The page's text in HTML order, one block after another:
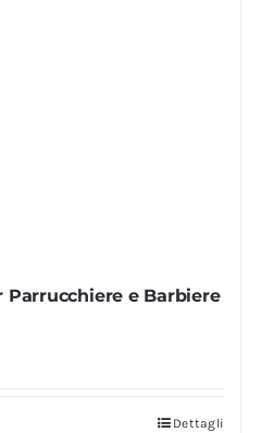
Parrucchiere e Barbiere
Dettagli